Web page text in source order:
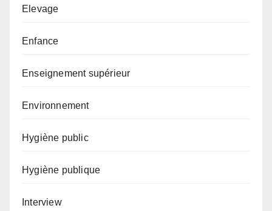
Elevage
Enfance
Enseignement supérieur
Environnement
Hygiène public
Hygiène publique
Interview